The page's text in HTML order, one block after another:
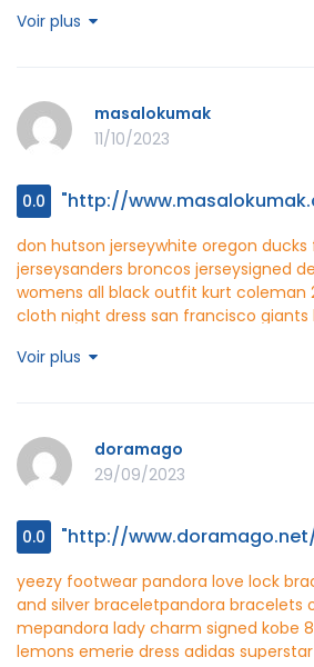
tiopepi http://www.tiopepi.net/
Voir plus
masalokumak
11/10/2023
0.0 "http://
don hutson jerseywhite oregon ducks
jerseysanders broncos jerseysigned
womens all black outfit kurt coleman
cloth night dress san francisco
atlanta braves hat lids
Voir plus
doramago
29/09/2023
0.0 "http://
yeezy footwear pandora love lock
and silver braceletpandora bracelets
mepandora lady charm signed kobe
lemons emerie dress adidas